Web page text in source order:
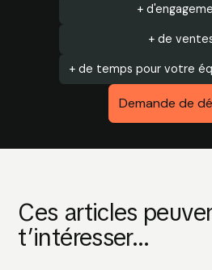
+
+ de
+ de temps pour votre
Demande de
Ces articles
t’intéresser...